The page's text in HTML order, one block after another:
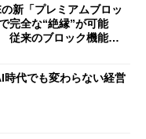
新「プレミアムブロッ
完全な“絶縁”が可能
従来のブロック機能と
時代でも変わらない経営